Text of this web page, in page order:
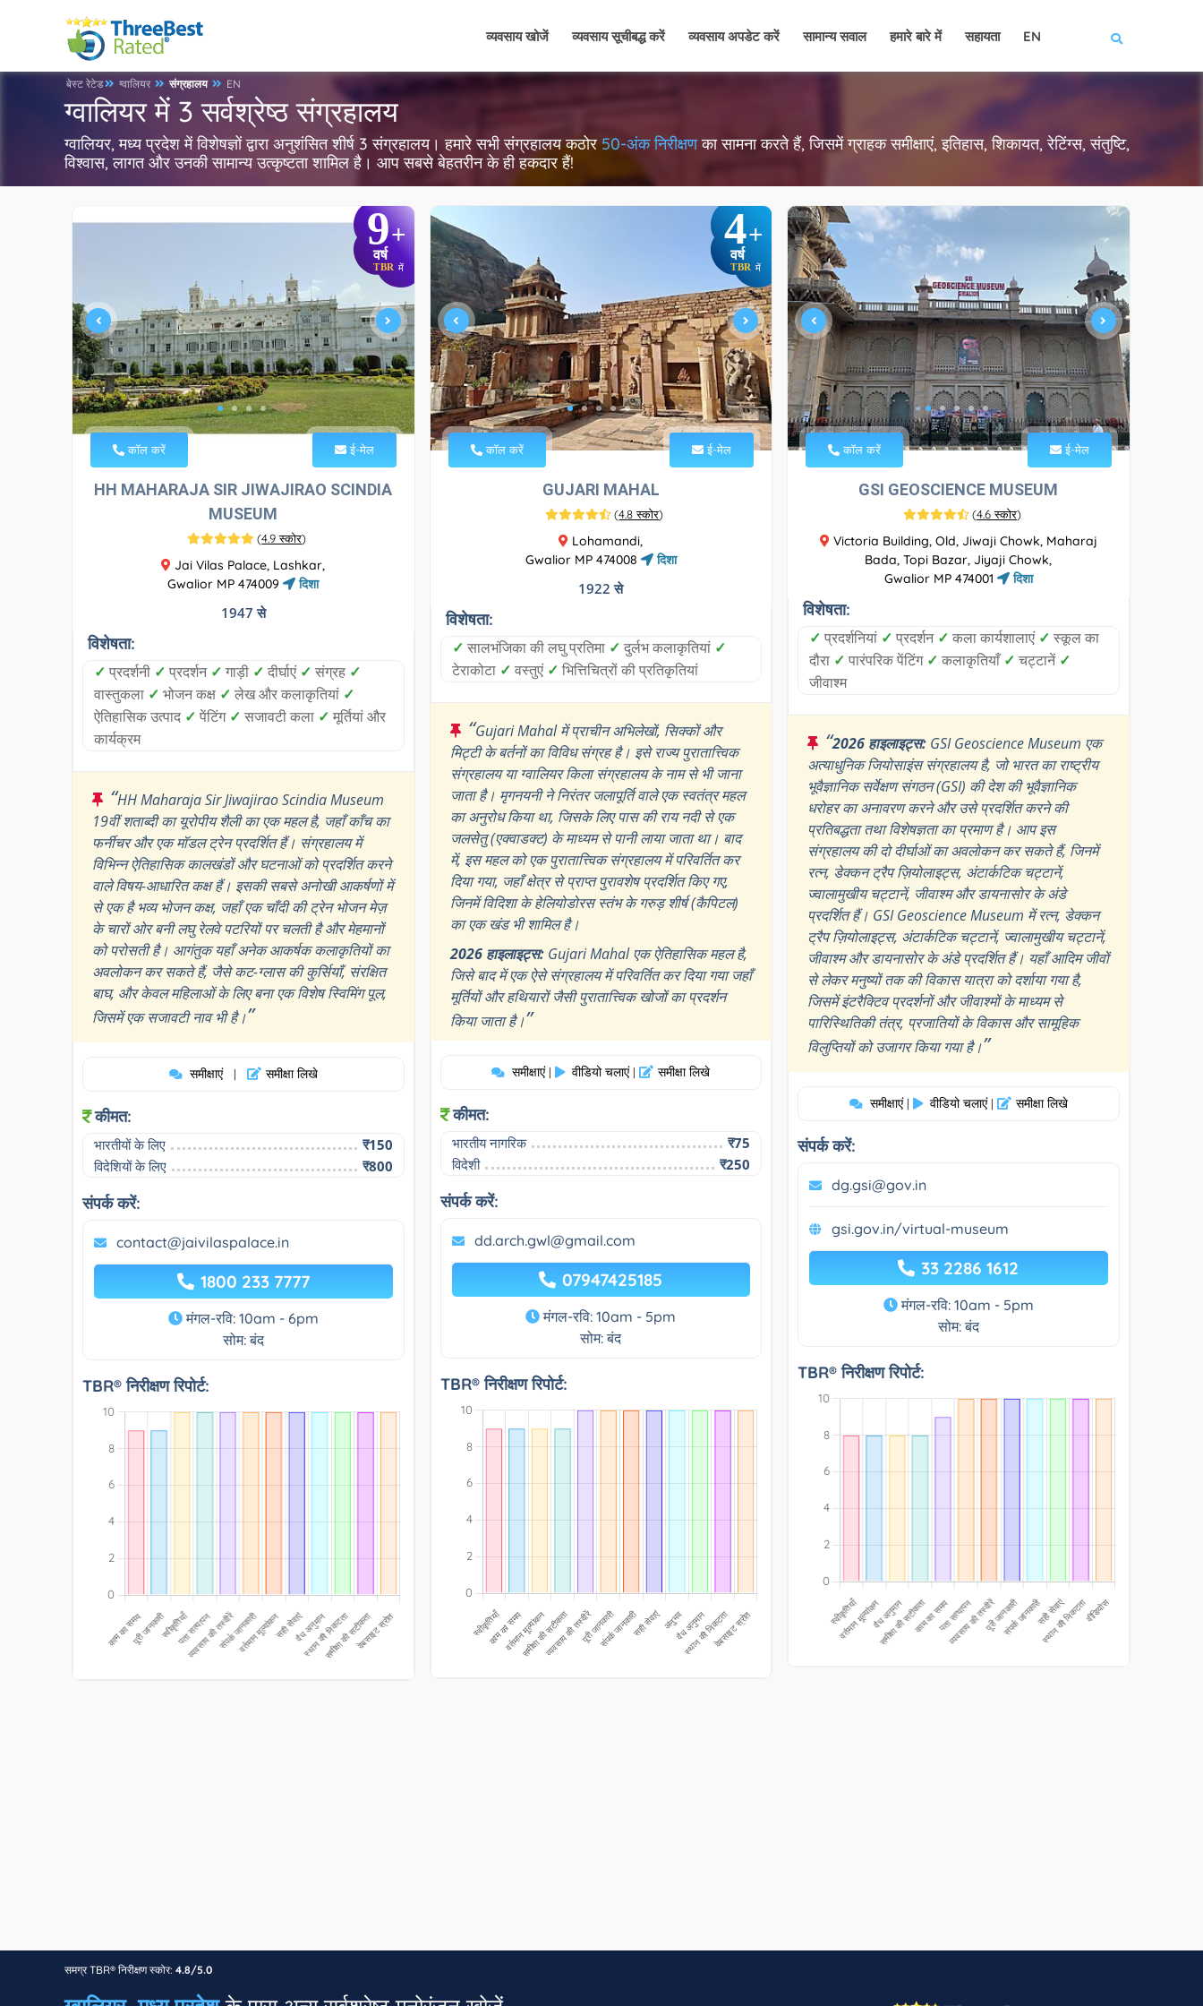
व्यवसाय खोजें व्यवसाय सूचीबद्ध करें व्यवसाय अपडेट करें सामान्य सवाल हमारे बारे में सहायता EN
बेस्ट रेटेड ग्वालियर संग्रहालय EN
ग्वालियर में 3 सर्वश्रेष्ठ संग्रहालय
ग्वालियर, मध्य प्रदेश में विशेषज्ञों द्वारा अनुशंसित शीर्ष 3 संग्रहालय। हमारे सभी संग्रहालय कठोर50-अंक निरीक्षणका सामना करते हैं, जिसमें ग्राहक समीक्षाएं, इतिहास, शिकायत, रेटिंग्स, संतुष्टि,
विश्वास, लागत और उनकी सामान्य उत्कृष्टता शामिल है। आप सबसे बेहतरीन के ही हकदार हैं!
9+
वर्ष
TBR में
कॉल करें ई-मेल
HH MAHARAJA SIR JIWAJIRAO SCINDIA
MUSEUM
(4.9 स्कोर)
Jai Vilas Palace, Lashkar,
Gwalior MP 474009
दिशा
1947 से
विशेषता:
✓ प्रदर्शनी ✓ प्रदर्शन ✓ गाड़ी ✓ दीर्घाएं ✓ संग्रह ✓
वास्तुकला ✓ भोजन कक्ष ✓ लेख और कलाकृतियां ✓
ऐतिहासिक उत्पाद ✓ पेंटिंग ✓ सजावटी कला ✓ मूर्तियां और
कार्यक्रम
“HH Maharaja Sir Jiwajirao Scindia Museum
19वीं शताब्दी का यूरोपीय शैली का एक महल है, जहाँ काँच का
फर्नीचर और एक मॉडल ट्रेन प्रदर्शित हैं। संग्रहालय में
विभिन्न ऐतिहासिक कालखंडों और घटनाओं को प्रदर्शित करने
वाले विषय-आधारित कक्ष हैं। इसकी सबसे अनोखी आकर्षणों में
से एक है भव्य भोजन कक्ष, जहाँ एक चाँदी की ट्रेन भोजन मेज़
के चारों ओर बनी लघु रेलवे पटरियों पर चलती है और मेहमानों
को परोसती है। आगंतुक यहाँ अनेक आकर्षक कलाकृतियों का
अवलोकन कर सकते हैं, जैसे कट-ग्लास की कुर्सियाँ, संरक्षित
बाघ, और केवल महिलाओं के लिए बना एक विशेष स्विमिंग पूल,
जिसमें एक सजावटी नाव भी है।”
समीक्षाएं | समीक्षा लिखे
कीमत:
भारतीयों के लिए
₹150
विदेशियों के लिए
₹800
संपर्क करें:
contact@jaivilaspalace.in
1800 233 7777
मंगल-रवि: 10am - 6pm
सोम: बंद
TBR® निरीक्षण रिपोर्ट:
4+
वर्ष
TBR में
कॉल करें ई-मेल
GUJARI MAHAL
(4.8 स्कोर)
Lohamandi,
Gwalior MP 474008
दिशा
1922 से
विशेषता:
✓ सालभंजिका की लघु प्रतिमा ✓ दुर्लभ कलाकृतियां ✓
टेराकोटा ✓ वस्तुएं ✓ भित्तिचित्रों की प्रतिकृतियां
“Gujari Mahal में प्राचीन अभिलेखों, सिक्कों और
मिट्टी के बर्तनों का विविध संग्रह है। इसे राज्य पुरातात्त्विक
संग्रहालय या ग्वालियर किला संग्रहालय के नाम से भी जाना
जाता है। मृगनयनी ने निरंतर जलापूर्ति वाले एक स्वतंत्र महल
का अनुरोध किया था, जिसके लिए पास की राय नदी से एक
जलसेतु (एक्वाडक्ट) के माध्यम से पानी लाया जाता था। बाद
में, इस महल को एक पुरातात्त्विक संग्रहालय में परिवर्तित कर
दिया गया, जहाँ क्षेत्र से प्राप्त पुरावशेष प्रदर्शित किए गए,
जिनमें विदिशा के हेलियोडोरस स्तंभ के गरुड़ शीर्ष (कैपिटल)
का एक खंड भी शामिल है।
2026 हाइलाइट्स:Gujari Mahal एक ऐतिहासिक महल है,
जिसे बाद में एक ऐसे संग्रहालय में परिवर्तित कर दिया गया जहाँ
मूर्तियों और हथियारों जैसी पुरातात्त्विक खोजों का प्रदर्शन
किया जाता है।”
समीक्षाएं | वीडियो चलाएं | समीक्षा लिखे
कीमत:
भारतीय नागरिक
₹75
विदेशी
₹250
संपर्क करें:
dd.arch.gwl@gmail.com
07947425185
मंगल-रवि: 10am - 5pm
सोम: बंद
TBR® निरीक्षण रिपोर्ट:
कॉल करें ई-मेल
GSI GEOSCIENCE MUSEUM
(4.6 स्कोर)
Victoria Building, Old, Jiwaji Chowk, Maharaj
Bada, Topi Bazar, Jiyaji Chowk,
Gwalior MP 474001
दिशा
विशेषता:
✓ प्रदर्शनियां ✓ प्रदर्शन ✓ कला कार्यशालाएं ✓ स्कूल का
दौरा ✓ पारंपरिक पेंटिंग ✓ कलाकृतियाँ ✓ चट्टानें ✓
जीवाश्म
“2026 हाइलाइट्स: GSI Geoscience Museum एक
अत्याधुनिक जियोसाइंस संग्रहालय है, जो भारत का राष्ट्रीय
भूवैज्ञानिक सर्वेक्षण संगठन (GSI) की देश की भूवैज्ञानिक
धरोहर का अनावरण करने और उसे प्रदर्शित करने की
प्रतिबद्धता तथा विशेषज्ञता का प्रमाण है। आप इस
संग्रहालय की दो दीर्घाओं का अवलोकन कर सकते हैं, जिनमें
रत्न, डेक्कन ट्रैप ज़ियोलाइट्स, अंटार्कटिक चट्टानें,
ज्वालामुखीय चट्टानें, जीवाश्म और डायनासोर के अंडे
प्रदर्शित हैं। GSI Geoscience Museum में रत्न, डेक्कन
ट्रैप ज़ियोलाइट्स, अंटार्कटिक चट्टानें, ज्वालामुखीय चट्टानें,
जीवाश्म और डायनासोर के अंडे प्रदर्शित हैं। यहाँ आदिम जीवों
से लेकर मनुष्यों तक की विकास यात्रा को दर्शाया गया है,
जिसमें इंटरैक्टिव प्रदर्शनों और जीवाश्मों के माध्यम से
पारिस्थितिकी तंत्र, प्रजातियों के विकास और सामूहिक
विलुप्तियों को उजागर किया गया है।”
समीक्षाएं | वीडियो चलाएं | समीक्षा लिखे
संपर्क करें:
dg.gsi@gov.in
gsi.gov.in/virtual-museum
33 2286 1612
मंगल-रवि: 10am - 5pm
सोम: बंद
TBR® निरीक्षण रिपोर्ट:
समग्र TBR® निरीक्षण स्कोर: 4.8/5.0